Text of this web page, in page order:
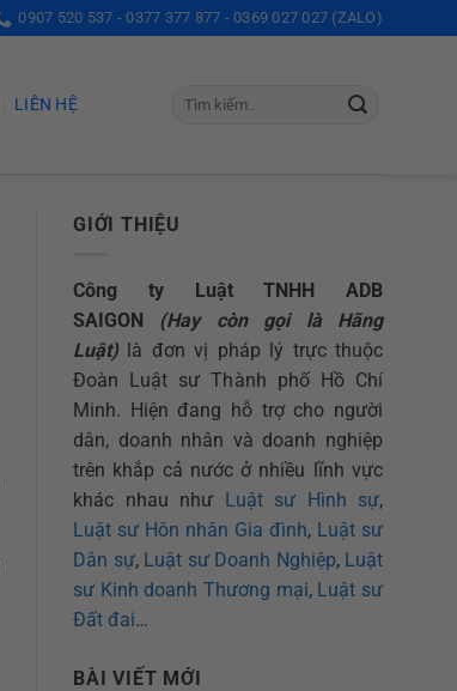
0907 520 537 - 0377 377 877 - 0369 027 027 (ZALO)
LIÊN HỆ
GIỚI THIỆU
Công ty Luật TNHH ADB
SAIGON
(Hay còn gọi là Hãng
Luật) là đơn vị pháp lý trực thuộc
Đoàn Luật sư Thành phố Hồ Chí
Minh. Hiện đang hỗ trợ cho người
dân, doanh nhân và doanh nghiệp
trên khắp cả nước ở nhiều lĩnh vực
khác nhau như Luật sư Hình sự,
Luật sư Hôn nhân Gia đình, Luật sư
Dân sự, Luật sư Doanh Nghiệp, Luật
sư Kinh doanh Thương mại, Luật sư
Đất đai…
BÀI VIẾT MỚI